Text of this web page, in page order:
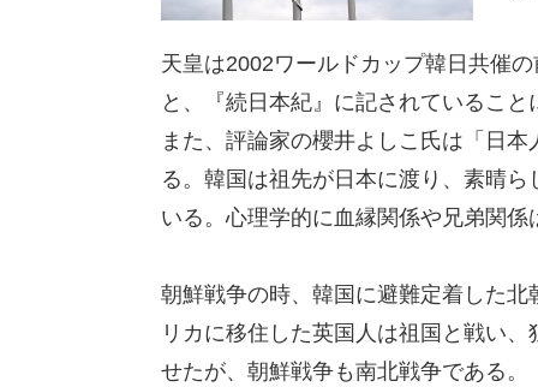
天皇は2002ワールドカップ韓日共催
と、『続日本紀』に記されているこ
また、評論家の櫻井よしこ氏は「日
る。韓国は祖先が日本に渡り、素晴
いる。心理学的に血縁関係や兄弟関
朝鮮戦争の時、韓国に避難定着した
リカに移住した英国人は祖国と戦い
せたが、朝鮮戦争も南北戦争である。